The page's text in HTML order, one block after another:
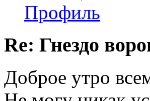
Профиль
Re: Гнездо
Доброе утро